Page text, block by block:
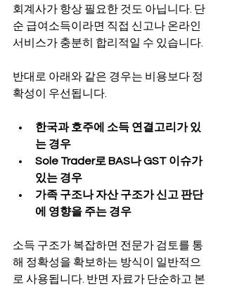
회계사가 항상 필요한 것도 아닙니다. 단
순 급여소득이라면 직접 신고나 온라인
서비스가 충분히 합리적일 수 있습니다.
반대로 아래와 같은 경우는 비용보다 정
확성이 우선됩니다.
한국과 호주에 소득 연결고리가 있
는 경우
Sole Trader로 BAS나 GST 이슈가
있는 경우
가족 구조나 자산 구조가 신고 판단
에 영향을 주는 경우
소득 구조가 복잡하면 전문가 검토를 통
해 정확성을 확보하는 방식이 일반적으
로 사용됩니다. 반면 자료가 단순하고 본